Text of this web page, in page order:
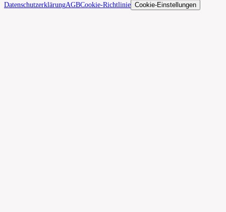
DatenschutzerklärungAGBCookie-Richtlinie Cookie-Einstellungen